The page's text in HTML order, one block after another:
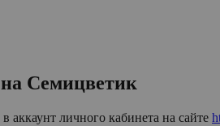
Семицветик
личного кабинета на сайте